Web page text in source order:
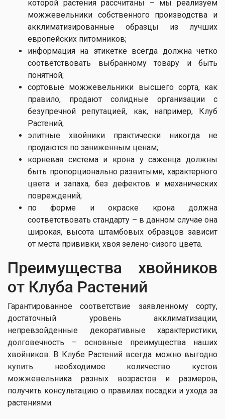
которой растения рассчитаны – мы реализуем
можжевельники собственного производства и
акклиматизированные образцы из лучших
европейских питомников;
информация на этикетке всегда должна четко
соответствовать выбранному товару и быть
понятной;
сортовые можжевельники высшего сорта, как
правило, продают солидные организации с
безупречной репутацией, как, например, Клуб
Растений;
элитные хвойники практически никогда не
продаются по заниженным ценам;
корневая система и крона у саженца должны
быть пропорционально развитыми, характерного
цвета и запаха, без дефектов и механических
повреждений;
по форме и окраске крона должна
соответствовать стандарту – в данном случае она
широкая, высота штамбовых образцов зависит
от места прививки, хвоя зелено-сизого цвета.
Преимущества хвойников
от Клуба Растений
Гарантированное соответствие заявленному сорту,
достаточный уровень акклиматизации,
непревзойденные декоративные характеристики,
долговечность – основные преимущества наших
хвойников. В Клубе Растений всегда можно выгодно
купить необходимое количество кустов
можжевельника разных возрастов и размеров,
получить консультацию о правилах посадки и ухода за
растениями.